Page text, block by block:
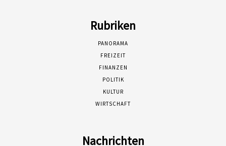
Rubriken
PANORAMA
FREIZEIT
FINANZEN
POLITIK
KULTUR
WIRTSCHAFT
Nachrichten